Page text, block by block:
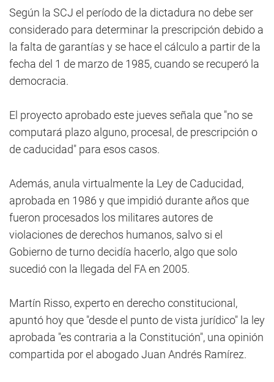
Según la SCJ el período de la dictadura no debe ser
considerado para determinar la prescripción debido a
la falta de garantías y se hace el cálculo a partir de la
fecha del 1 de marzo de 1985, cuando se recuperó la
democracia.
El proyecto aprobado este jueves señala que "no se
computará plazo alguno, procesal, de prescripción o
de caducidad" para esos casos.
Además, anula virtualmente la Ley de Caducidad,
aprobada en 1986 y que impidió durante años que
fueron procesados los militares autores de
violaciones de derechos humanos, salvo si el
Gobierno de turno decidía hacerlo, algo que solo
sucedió con la llegada del FA en 2005.
Martín Risso, experto en derecho constitucional,
apuntó hoy que "desde el punto de vista jurídico" la ley
aprobada "es contraria a la Constitución", una opinión
compartida por el abogado Juan Andrés Ramírez.